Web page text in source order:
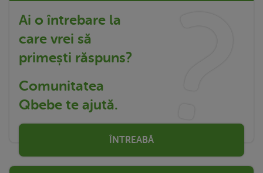
Ai o întrebare la
care vrei să
primești răspuns?
Comunitatea
Qbebe te ajută.
ÎNTREABĂ